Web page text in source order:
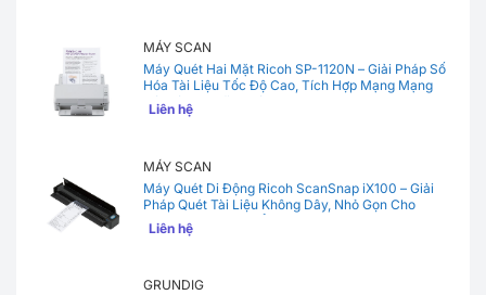
MÁY SCAN
Máy Quét Hai Mặt Ricoh SP-1120N – Giải Pháp Số
Hóa Tài Liệu Tốc Độ Cao, Tích Hợp Mạng Mạng
Nội Bộ Cho Văn Phòng
Liên hệ
MÁY SCAN
Máy Quét Di Động Ricoh ScanSnap iX100 – Giải
Pháp Quét Tài Liệu Không Dây, Nhỏ Gọn Cho
Người Hay Di Chuyển
Liên hệ
GRUNDIG